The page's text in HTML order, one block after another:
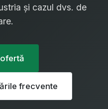
și cazul dvs. de
frecvente